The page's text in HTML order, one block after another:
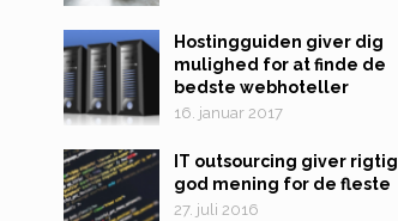
Hostingguiden giver dig
mulighed for at finde de
bedste webhoteller
16. januar 2017
IT outsourcing giver rigtig
god mening for de fleste
27. juli 2016